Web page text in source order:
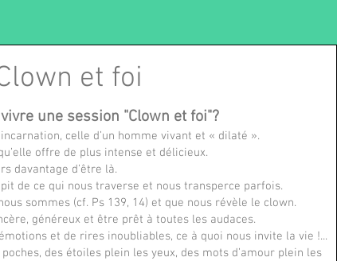
et foi
une session "Clown et foi"?
celle d’un homme vivant et « dilaté ».
offre de plus intense et délicieux.
davantage d’être là.
de ce qui nous traverse et nous transperce parfois.
sommes (cf. Ps 139, 14) et que nous révèle le clown.
généreux et être prêt à toutes les audaces.
et de rires inoubliables, ce à quoi nous invite la vie !...
des étoiles plein les yeux, des mots d’amour plein les